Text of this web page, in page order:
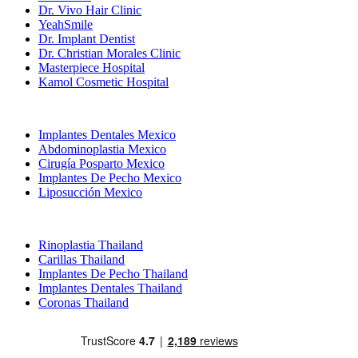
Dr. Vivo Hair Clinic
YeahSmile
Dr. Implant Dentist
Dr. Christian Morales Clinic
Masterpiece Hospital
Kamol Cosmetic Hospital
Implantes Dentales Mexico
Abdominoplastia Mexico
Cirugía Posparto Mexico
Implantes De Pecho Mexico
Liposucción Mexico
Rinoplastia Thailand
Carillas Thailand
Implantes De Pecho Thailand
Implantes Dentales Thailand
Coronas Thailand